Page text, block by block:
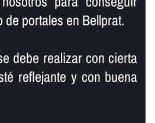
portales en Bellprat.
debe realizar con cierta
reflejante y con buena